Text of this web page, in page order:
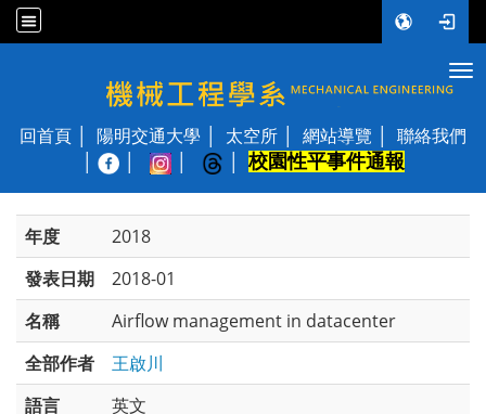
國立陽明交通大學 機械工程學系
回首頁 陽明交通大學 太空所 網站導覽
聯絡我們
校園性平事件通報
年度
2018
發表日期
2018-01
名稱
Airflow management in datacenter
全部作者
王啟川
語言
英文